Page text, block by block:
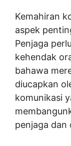
Kemahiran
aspek
Penjaga
kehendak
bahawa
diucapkan
komunikasi
penjaga dan